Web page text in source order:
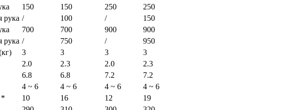
150 150 250
250
рука / 100 /
150
700 700 900
900
рука / 750 /
950
3 3 3
3
2.0 2.3 2.0
2.3
6.8 6.8 7.2
7.2
4 ~ 6 4 ~ 6 4 ~ 6
4 ~ 6
*
10 16 12
19